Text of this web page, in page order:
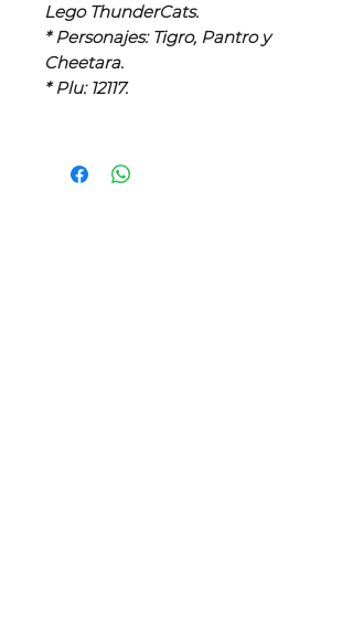
Lego ThunderCats.
* Personajes: Tigro, Pantro y
Cheetara.
* Plu: 12117.